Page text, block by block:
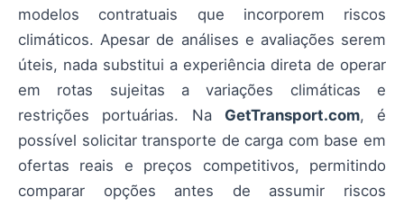
modelos contratuais que incorporem riscos
climáticos. Apesar de análises e avaliações serem
úteis, nada substitui a experiência direta de operar
em rotas sujeitas a variações climáticas e
restrições portuárias. Na GetTransport.com, é
possível solicitar transporte de carga com base em
ofertas reais e preços competitivos, permitindo
comparar opções antes de assumir riscos